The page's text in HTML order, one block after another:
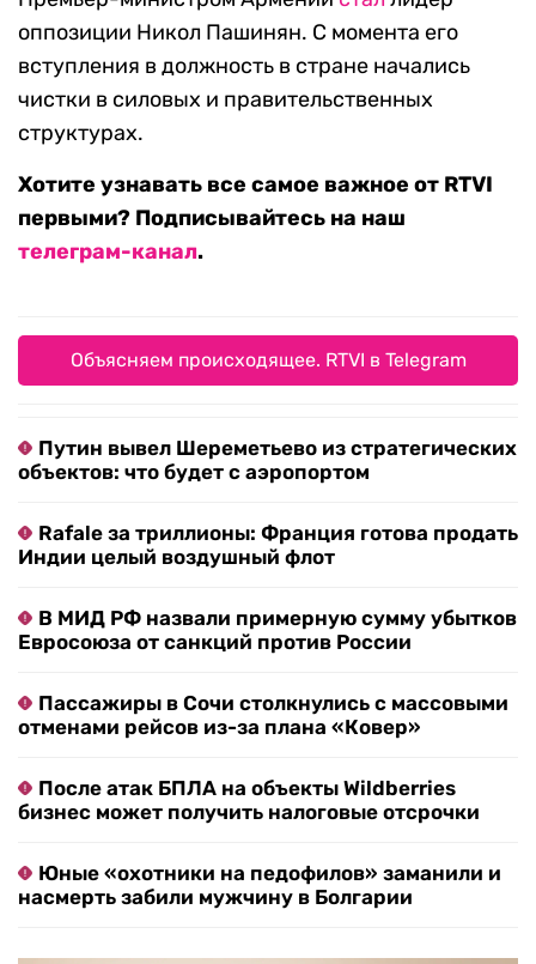
оппозиции Никол Пашинян. С момента его
вступления в должность в стране начались
чистки в силовых и правительственных
структурах.
Хотите узнавать все самое важное от RTVI
первыми? Подписывайтесь на наш
телеграм-канал.
Объясняем происходящее. RTVI в Telegram
Путин вывел Шереметьево из стратегических
объектов: что будет с аэропортом
Rafale за триллионы: Франция готова продать
Индии целый воздушный флот
В МИД РФ назвали примерную сумму убытков
Евросоюза от санкций против России
Пассажиры в Сочи столкнулись с массовыми
отменами рейсов из-за плана «Ковер»
После атак БПЛА на объекты Wildberries
бизнес может получить налоговые отсрочки
Юные «охотники на педофилов» заманили и
насмерть забили мужчину в Болгарии